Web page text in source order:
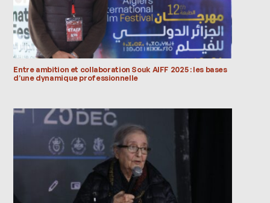
Entre ambition et collaboration Souk AIFF 2025 : les bases
d’une dynamique professionnelle